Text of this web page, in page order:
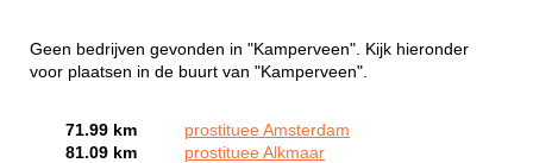
Geen bedrijven gevonden in "Kamperveen". Kijk hieronder
voor plaatsen in de buurt van "Kamperveen".
71.99 km
prostituee Amsterdam
81.09 km
prostituee Alkmaar